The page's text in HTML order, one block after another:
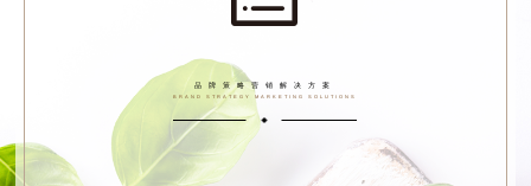
品牌策略营销解决方案
BRAND STRATEGY MARKETING SOLUTIONS